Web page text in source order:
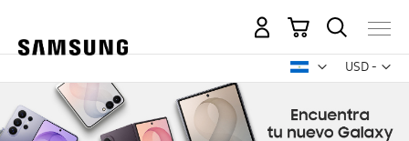
USD -
dólar
Mi carrito